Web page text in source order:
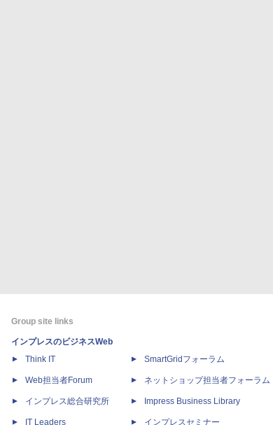
Group site links
インプレスのビジネスWeb
Think IT
Web担当者Forum
インプレス総合研究所
IT Leaders
SmartGridフォーラム
ネットショップ担当者フォーラム
Impress Business Library
インプレスセミナー